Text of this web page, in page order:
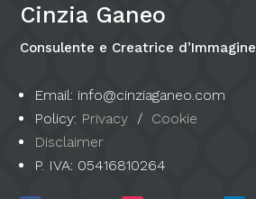
Cinzia Ganeo
Consulente e Creatrice d’Immagine
Email: info@cinziaganeo.com
Policy: Privacy / Cookie
Disclaimer
P. IVA: 05416810264